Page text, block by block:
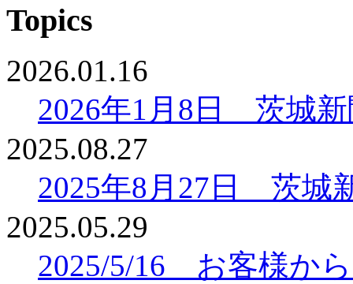
2026.01.16
2026年1月8日 茨城
2025.08.27
2025年8月27日 茨城
2025.05.29
2025/5/16 お客様か